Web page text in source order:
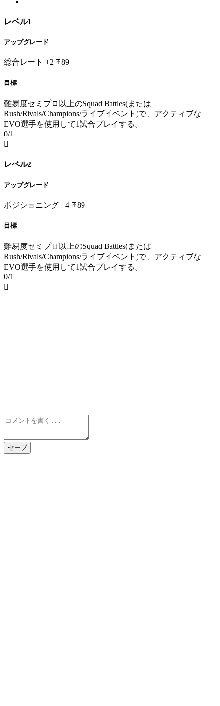
レベル1
アップグレード
総合レート +2 89
目標
難易度セミプロ以上のSquad Battles(または
Rush/Rivals/Champions/ライブイベント)で、アクティブな
EVO選手を使用して1試合プレイする。
0/1

レベル2
アップグレード
ポジショニング +4 89
目標
難易度セミプロ以上のSquad Battles(または
Rush/Rivals/Champions/ライブイベント)で、アクティブな
EVO選手を使用して1試合プレイする。
0/1

セーブ